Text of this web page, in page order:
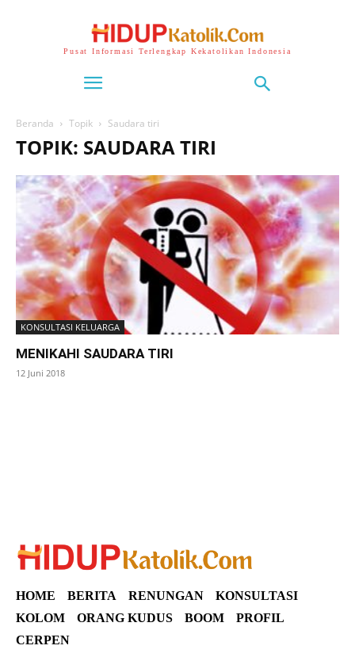
Pusat Informasi Terlengkap Kekatolikan Indonesia
Beranda Topik Saudara tiri
TOPIK: SAUDARA TIRI
KONSULTASI KELUARGA
MENIKAHI SAUDARA TIRI
12 Juni 2018
HOME BERITA RENUNGAN
KONSULTASI
KOLOM
ORANG KUDUS BOOM
PROFIL
CERPEN